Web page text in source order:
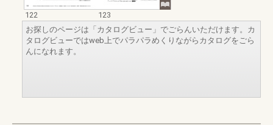
122
123
お探しのページは「カタログビュー」でごらんいただけます。カ
タログビューではweb上でパラパラめくりながらカタログをごら
んになれます。